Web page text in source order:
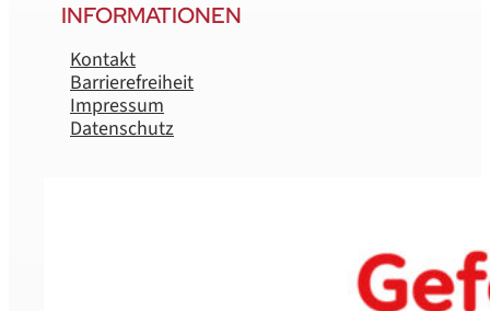
INFORMATIONEN
Kontakt
Barrierefreiheit
Impressum
Datenschutz